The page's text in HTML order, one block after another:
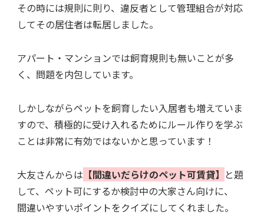
その時には規則に則り、違反者として管理組合が対応
してその居住者は転居しました。
アパート・マンションでは飼育規則も無いことが多
く、問題を内包しています。
しかしながらペットを飼育したい入居者も増えていま
すので、積極的に受け入れるためにルール作りを学ぶ
ことは非常に有効ではないかと思っています！
大友さんからは 【間違いだらけのペット可賃貸】 と題
して、ペット可にするか検討中の大家さん向けに、
間違いやすいポイントをクイズにしてくれました。